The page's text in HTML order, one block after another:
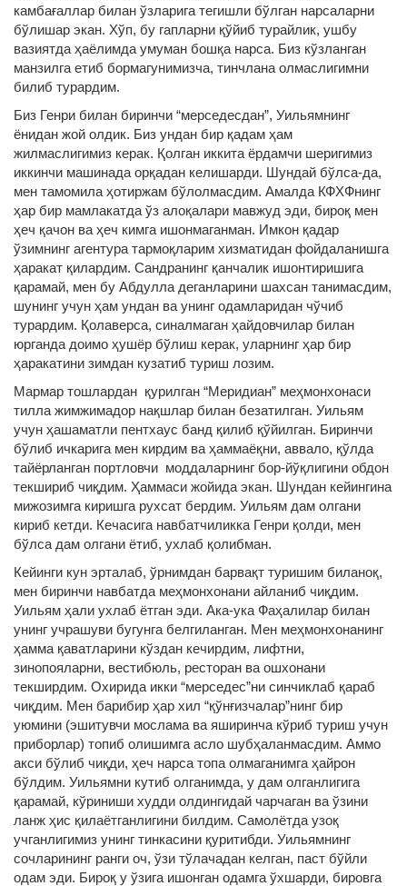
камбағаллар билан ўзларига тегишли бўлган нарсаларни
бўлишар экан. Хўп, бу гапларни қўйиб турайлик, ушбу
вазиятда ҳаёлимда умуман бошқа нарса. Биз кўзланган
манзилга етиб бормагунимизча, тинчлана олмаслигимни
билиб турардим.
Биз Генри билан биринчи “мерседесдан”, Уильямнинг
ёнидан жой олдик. Биз ундан бир қадам ҳам
жилмаслигимиз керак. Қолган иккита ёрдамчи шеригимиз
иккинчи машинада орқадан келишарди. Шундай бўлса-да,
мен тамомила ҳотиржам бўлолмасдим. Амалда КФХФнинг
ҳар бир мамлакатда ўз алоқалари мавжуд эди, бироқ мен
ҳеч қачон ва ҳеч кимга ишонмаганман. Имкон қадар
ўзимнинг агентура тармоқларим хизматидан фойдаланишга
ҳаракат қилардим. Сандранинг қанчалик ишонтиришига
қарамай, мен бу Абдулла деганларини шахсан танимасдим,
шунинг учун ҳам ундан ва унинг одамларидан чўчиб
турардим. Қолаверса, синалмаган ҳайдовчилар билан
юрганда доимо ҳушёр бўлиш керак, уларнинг ҳар бир
ҳаракатини зимдан кузатиб туриш лозим.
Мармар тошлардан қурилган “Меридиан” меҳмонхонаси
тилла жимжимадор нақшлар билан безатилган. Уильям
учун ҳашаматли пентхаус банд қилиб қўйилган. Биринчи
бўлиб ичкарига мен кирдим ва ҳаммаёқни, аввало, қўлда
тайёрланган портловчи моддаларнинг бор-йўқлигини обдон
текшириб чиқдим. Ҳаммаси жойида экан. Шундан кейингина
мижозимга киришга рухсат бердим. Уильям дам олгани
кириб кетди. Кечасига навбатчиликка Генри қолди, мен
бўлса дам олгани ётиб, ухлаб қолибман.
Кейинги кун эрталаб, ўрнимдан барвақт туришим биланоқ,
мен биринчи навбатда меҳмонхонани айланиб чиқдим.
Уильям ҳали ухлаб ётган эди. Ака-ука Фаҳалилар билан
унинг учрашуви бугунга белгиланган. Мен меҳмонхонанинг
ҳамма қаватларини кўздан кечирдим, лифтни,
зинопояларни, вестибюль, ресторан ва ошхонани
текширдим. Охирида икки “мерседес”ни синчиклаб қараб
чиқдим. Мен барибир ҳар хил “қўнғизчалар”нинг бир
уюмини (эшитувчи мослама ва яширинча кўриб туриш учун
приборлар) топиб олишимга асло шубҳаланмасдим. Аммо
акси бўлиб чиқди, ҳеч нарса топа олмаганимга ҳайрон
бўлдим. Уильямни кутиб олганимда, у дам олганлигига
қарамай, кўриниши худди олдингидай чарчаган ва ўзини
ланж ҳис қилаётганлигини билдим. Самолётда узоқ
учганлигимиз унинг тинкасини қуритибди. Уильямнинг
сочларининг ранги оч, ўзи тўлачадан келган, паст бўйли
одам эди. Бироқ у ўзига ишонган одамга ўхшарди, бировга